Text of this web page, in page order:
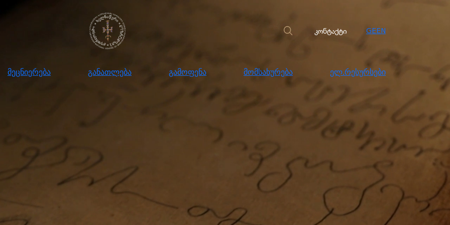
კონტაქტი GEEN
მეცნიერება განათლება გამოფენა მომსახურება ელ.რესურსები
განათლება